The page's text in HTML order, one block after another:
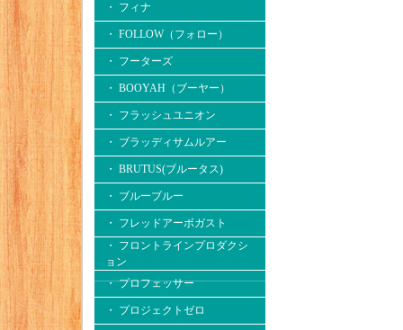
・ フィナ
・ FOLLOW（フォロー）
・ フーターズ
・ BOOYAH（ブーヤー）
・ フラッシュユニオン
・ ブラッディサムルアー
・ BRUTUS(ブルータス)
・ ブルーブルー
・ フレッドアーボガスト
・ フロントラインプロダクシ
ョン
・ プロフェッサー
・ プロジェクトゼロ